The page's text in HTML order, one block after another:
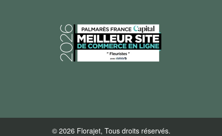
© 2026 Florajet, Tous droits réservés.